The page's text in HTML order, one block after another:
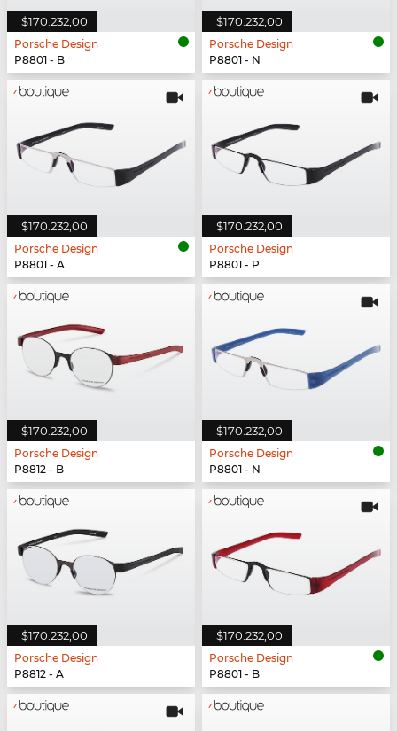
$170.232,00
Porsche Design
P8801 - B
$170.232,00
Porsche Design
P8801 - N
$170.232,00
Porsche Design
P8801 - A
$170.232,00
Porsche Design
P8801 - P
$170.232,00
Porsche Design
P8812 - B
$170.232,00
Porsche Design
P8801 - N
$170.232,00
Porsche Design
P8812 - A
$170.232,00
Porsche Design
P8801 - B